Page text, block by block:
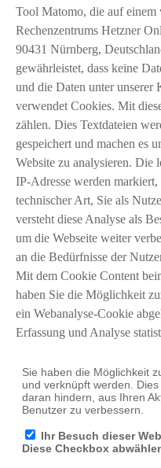
Tool Matomo, die auf einem
Rechenzentrums Hetzner
90431 Nürnberg,
gewährleistet, dass keine
und die Daten unter
verwendet Cookies. Mit
zählen. Dies Textdateien
gespeichert und machen es
Website zu analysieren. Die
IP-Adresse werden
technischer Art, Sie als
versteht diese Analyse als
um die Webseite weiter
an die Bedürfnisse der
Mit dem Cookie Content
haben Sie die Möglichkeit
ein Webanalyse-Cookie
Erfassung und Analyse